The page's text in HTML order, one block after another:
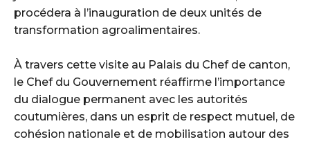
procédera à l’inauguration de deux unités de
transformation agroalimentaires.
‎À travers cette visite au Palais du Chef de canton,
le Chef du Gouvernement réaffirme l’importance
du dialogue permanent avec les autorités
coutumières, dans un esprit de respect mutuel, de
cohésion nationale et de mobilisation autour des